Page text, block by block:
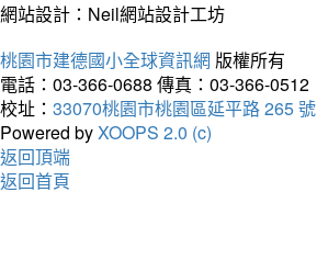
網站設計：Neil網站設計工坊
桃園市建德國小全球資訊網 版權所有
電話：03-366-0688 傳真：03-366-0512
校址： 33070桃園市桃園區延平路 265 號
Powered byXOOPS 2.0 (c)
返回頂端
返回首頁